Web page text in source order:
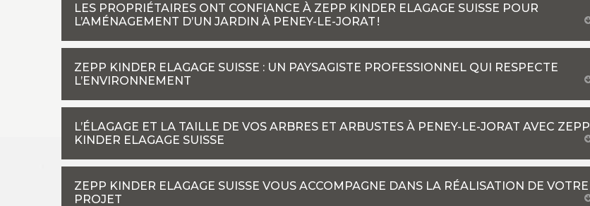
LES PROPRIÉTAIRES ONT CONFIANCE À ZEPP KINDER ELAGAGE SUISSE POUR
L’AMÉNAGEMENT D’UN JARDIN À PENEY-LE-JORAT !
ZEPP KINDER ELAGAGE SUISSE : UN PAYSAGISTE PROFESSIONNEL QUI RESPECTE
L’ENVIRONNEMENT
L’ÉLAGAGE ET LA TAILLE DE VOS ARBRES ET ARBUSTES À PENEY-LE-JORAT AVEC ZEPP
KINDER ELAGAGE SUISSE
ZEPP KINDER ELAGAGE SUISSE VOUS ACCOMPAGNE DANS LA RÉALISATION DE VOTRE
PROJET